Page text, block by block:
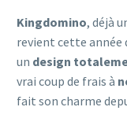
Kingdomino, déjà
revient cette année
un design
vrai coup de frais à
fait son charme